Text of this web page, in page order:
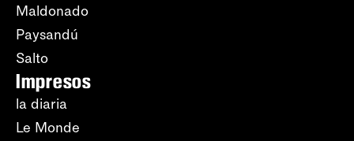
Maldonado
Paysandú
Salto
Impresos
la diaria
Le Monde